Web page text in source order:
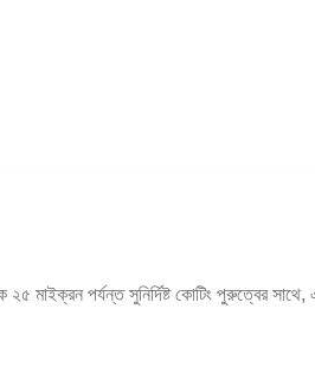
মাইক্রন পর্যন্ত সুনির্দিষ্ট কোটিং পুরুত্বের